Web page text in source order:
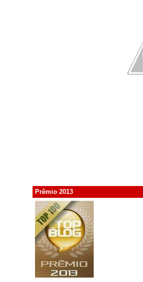
Prêmio 2013